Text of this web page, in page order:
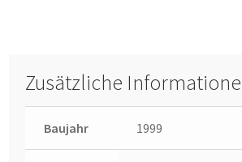
Zusätzliche
Baujahr 1999